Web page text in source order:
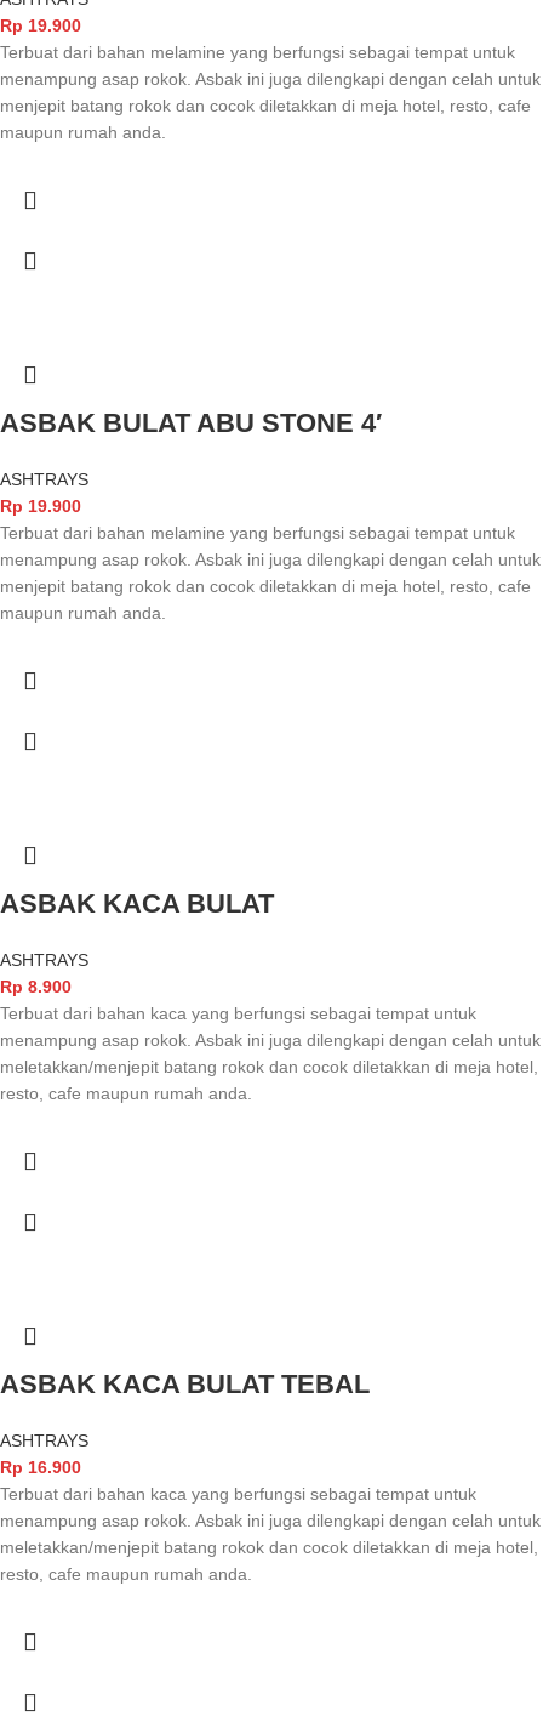
Rp 19.900
Terbuat dari bahan melamine yang berfungsi sebagai tempat untuk
menampung asap rokok. Asbak ini juga dilengkapi dengan celah untuk
menjepit batang rokok dan cocok diletakkan di meja hotel, resto, cafe
maupun rumah anda.
ASBAK BULAT ABU STONE 4′
ASHTRAYS
Rp 19.900
Terbuat dari bahan melamine yang berfungsi sebagai tempat untuk
menampung asap rokok. Asbak ini juga dilengkapi dengan celah untuk
menjepit batang rokok dan cocok diletakkan di meja hotel, resto, cafe
maupun rumah anda.
ASBAK KACA BULAT
ASHTRAYS
Rp 8.900
Terbuat dari bahan kaca yang berfungsi sebagai tempat untuk
menampung asap rokok. Asbak ini juga dilengkapi dengan celah untuk
meletakkan/menjepit batang rokok dan cocok diletakkan di meja hotel,
resto, cafe maupun rumah anda.
ASBAK KACA BULAT TEBAL
ASHTRAYS
Rp 16.900
Terbuat dari bahan kaca yang berfungsi sebagai tempat untuk
menampung asap rokok. Asbak ini juga dilengkapi dengan celah untuk
meletakkan/menjepit batang rokok dan cocok diletakkan di meja hotel,
resto, cafe maupun rumah anda.